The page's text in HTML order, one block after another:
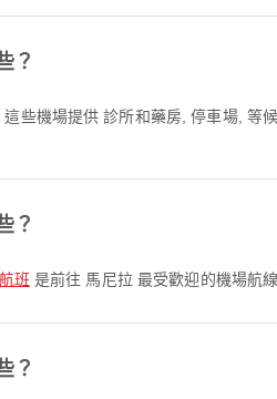
？
些機場提供 診所和藥房, 停車場, 等
？
班 是前往 馬尼拉 最受歡迎的機場航
？